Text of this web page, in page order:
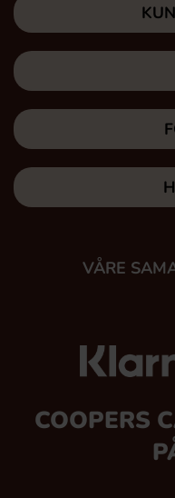
VÅRE
COOPERS